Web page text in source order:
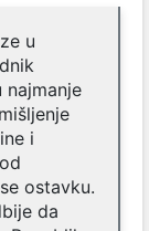
u
najmanje
i
ostavku.
da